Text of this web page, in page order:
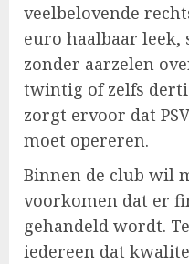
veelbelovende
euro haalbaar leek,
zonder aarzelen
twintig of zelfs
zorgt ervoor dat
moet opereren.
Binnen de club wil
voorkomen dat er
gehandeld wordt.
iedereen dat